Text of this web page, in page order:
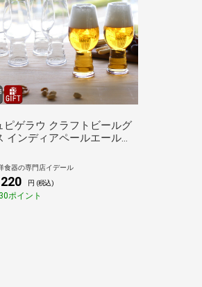
ピゲラウ クラフトビールグ
インディアペールエール
BEER GLASSES グラス セ
ギフト 6pcs 結婚祝い プレ
ト 贈り物
食器の専門店イデール
円 (税込)
ポイント